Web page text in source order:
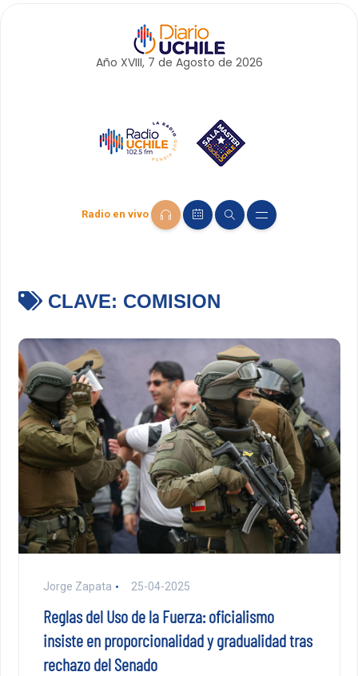
Año XVIII, 7 de Agosto de 2026
Radio en vivo
CLAVE: COMISION
Jorge Zapata 25-04-2025
Reglas del Uso de la Fuerza: oficialismo
insiste en proporcionalidad y gradualidad tras
rechazo del Senado